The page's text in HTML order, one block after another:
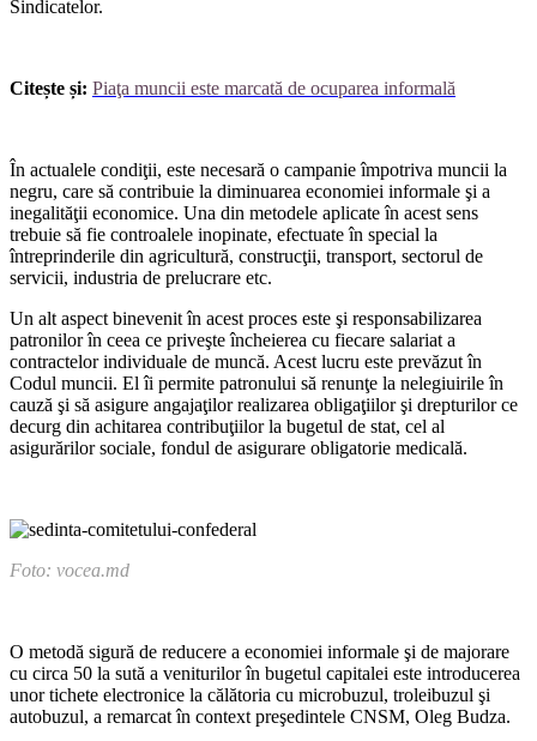
Sindicatelor.
Citește și: Piaţa muncii este marcată de ocuparea informală
În actualele condiţii, este nece­sară o campanie împotriva mun­cii la
negru, care să contribuie la diminuarea economiei informale şi a
inegalităţii economice. Una din metodele aplicate în acest sens
trebuie să fie controalele inopinate, efectuate în special la
întreprinderile din agricultură, construcţii, transport, sectorul de
servicii, industria de prelucra­re etc.
Un alt aspect binevenit în acest proces este şi responsa­bilizarea
patronilor în ceea ce priveşte încheierea cu fiecare salariat a
contractelor individu­ale de muncă. Acest lucru este prevăzut în
Codul muncii. El îi permite patronului să renunţe la nelegiuirile în
cauză şi să asigure angajaţilor realizarea obligaţiilor şi drepturilor ce
decurg din achi­tarea contribuţiilor la bugetul de stat, cel al
asigurărilor sociale, fondul de asigurare obligatorie medicală.
Foto: vocea.md
O metodă sigură de reducere a economiei informale şi de majo­rare
cu circa 50 la sută a venituri­lor în bugetul capitalei este intro­ducerea
unor tichete electronice la călătoria cu microbuzul, tro­leibuzul şi
autobuzul, a remarcat în context preşedintele CNSM, Oleg Budza.